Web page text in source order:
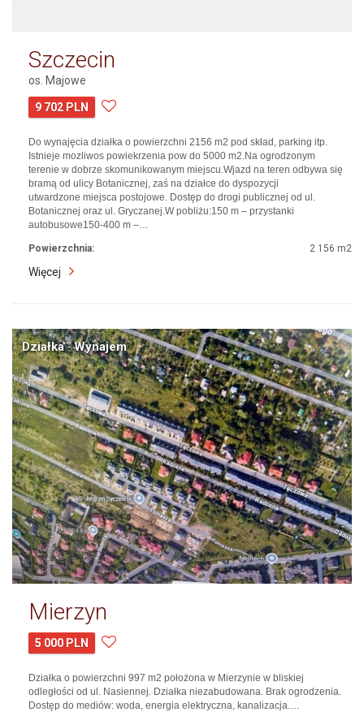
Szczecin
os. Majowe
9 702 PLN
Do wynajęcia działka o powierzchni 2156 m2 pod skład, parking itp.
Istnieje mozliwos powiekrzenia pow do 5000 m2.Na ogrodzonym
terenie w dobrze skomunikowanym miejscu.Wjazd na teren odbywa się
bramą od ulicy Botanicznej, zaś na działce do dyspozycji
utwardzone miejsca postojowe. Dostęp do drogi publicznej od ul.
Botanicznej oraz ul. Gryczanej.W pobliżu:150 m – przystanki
autobusowe150-400 m –…
Powierzchnia: 2 156 m2
Więcej
Działka · Wynajem
Mierzyn
5 000 PLN
Działka o powierzchni 997 m2 położona w Mierzynie w bliskiej
odległości od ul. Nasiennej. Działka niezabudowana. Brak ogrodzenia.
Dostęp do mediów: woda, energia elektryczna, kanalizacja.…